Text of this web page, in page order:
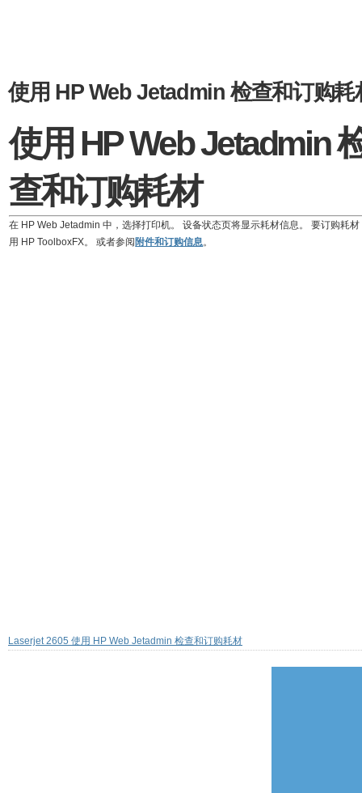
使用 HP Web Jetadmin 检查和订购耗
使用 HP Web Jetadmin
查和订购耗材
在 HP Web Jetadmin 中，选择打印机。 设备状态页将显示耗材信息。 要订购耗
用 HP ToolboxFX。 或者参阅 附件和订购信息。
Laserjet 2605 使用 HP Web Jetadmin 检查和订购耗材